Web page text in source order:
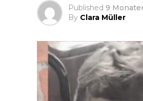
Published 9
By Clara Müller